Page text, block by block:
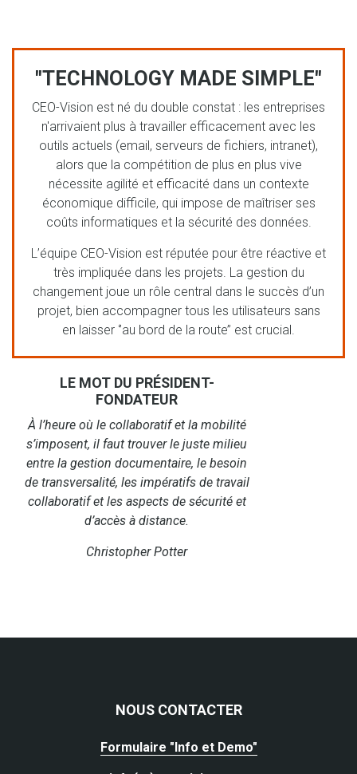
"TECHNOLOGY MADE SIMPLE"
CEO-Vision est né du double constat : les entreprises
n'arrivaient plus à travailler efficacement avec les
outils actuels (email, serveurs de fichiers, intranet),
alors que la compétition de plus en plus vive
nécessite agilité et efficacité dans un contexte
économique difficile, qui impose de maîtriser ses
coûts informatiques et la sécurité des données.
L’équipe CEO-Vision est réputée pour être réactive et
très impliquée dans les projets. La gestion du
changement joue un rôle central dans le succès d’un
projet, bien accompagner tous les utilisateurs sans
en laisser ‘’au bord de la route’’ est crucial.
LE MOT DU PRÉSIDENT-
FONDATEUR
À l’heure où le collaboratif et la mobilité
s’imposent, il faut trouver le juste milieu
entre la gestion documentaire, le besoin
de transversalité, les impératifs de travail
collaboratif et les aspects de sécurité et
d’accès à distance.
Christopher Potter
NOUS CONTACTER
Formulaire "Info et Demo"